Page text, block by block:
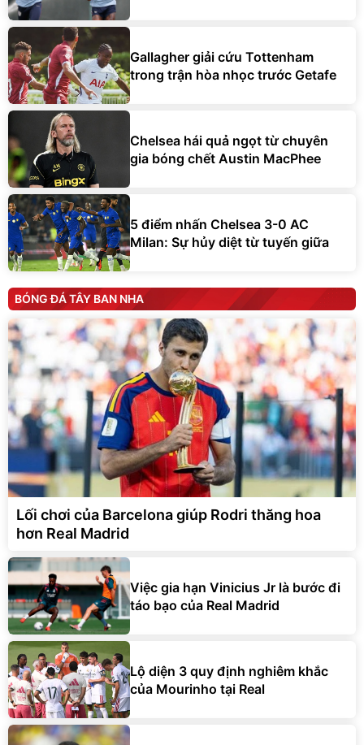
Gallagher giải cứu Tottenham
trong trận hòa nhọc trước Getafe
Chelsea hái quả ngọt từ chuyên
gia bóng chết Austin MacPhee
5 điểm nhấn Chelsea 3-0 AC
Milan: Sự hủy diệt từ tuyến giữa
BÓNG ĐÁ TÂY BAN NHA
Lối chơi của Barcelona giúp Rodri thăng hoa
hơn Real Madrid
Việc gia hạn Vinicius Jr là bước đi
táo bạo của Real Madrid
Lộ diện 3 quy định nghiêm khắc
của Mourinho tại Real